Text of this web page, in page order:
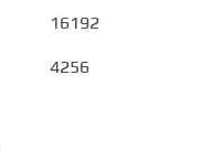
16192
4256